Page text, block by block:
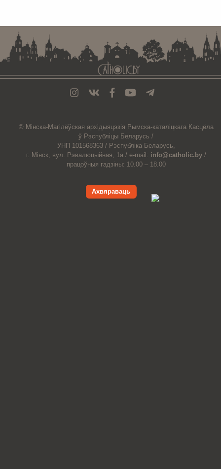
© Мiнска-Магiлёўская архiдыяцэзiя Рымска-каталіцкага Касцёла
ў Рэспубліцы Беларусь /
УНП 101568363 / Рэспубліка Беларусь,
г. Мінск, вул. Рэвалюцыйная, 1а / e-mail: info@catholic.by /
працоўныя гадзіны: 10.00 – 18.00
Ахвяраваць